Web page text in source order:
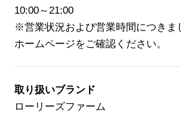
IR情報
サステナビリティ
10:00～21:00
※営業状況および営業時間につきま
ホームページをご確認ください。
取り扱いブランド
ローリーズファーム